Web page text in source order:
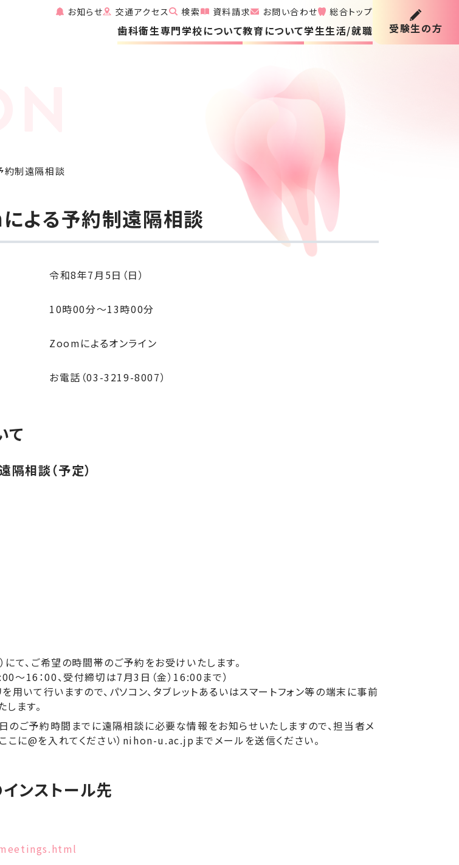
お知らせ 交通アクセス 検索 資料請求 お問い合わせ 総合トップ
歯科衛生専門学校について教育について学生生活/就職 受験生の方
約制遠隔相談
よる予約制遠隔相談
令和8年7月5日（日）
10時00分～13時00分
Zoomによるオンライン
お電話（03-3219-8007）
て
相談（予定）
て、ご希望の時間帯のご予約をお受けいたします。
～16：00、受付締切は7月3日（金）16:00まで）
いて行いますので、パソコン、タブレットあるいはスマートフォン等の端末に事前
ます。
のご予約時間までに遠隔相談に必要な情報をお知らせいたしますので、担当者メ
こに@を入れてください）nihon-u.ac.jpまでメールを送信ください。
ンストール先